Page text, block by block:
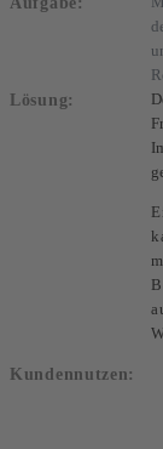
Lösung:
Kundennutzen: